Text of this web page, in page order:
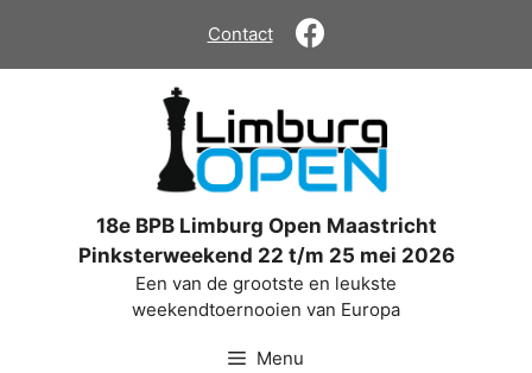
de
Contact
18e BPB Limburg Open Maastricht
Pinksterweekend 22 t/m 25 mei 2026
Een van de grootste en leukste
weekendtoernooien van Europa
Menu